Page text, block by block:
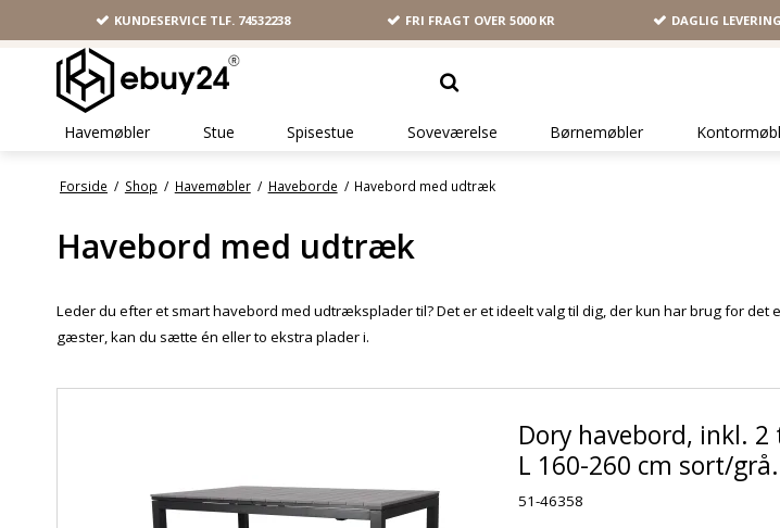
KUNDESERVICE TLF. 74532238 FRI FRAGT OVER 5000 KR DAGLIG LEVERING
Havemøbler Stue Spisestue Soveværelse Børnemøbler
Forside / Shop / Havemøbler / Haveborde / Havebord med udtræk
Havebord med udtræk
Leder du efter et smart havebord med udtræksplader til? Det er et ideelt valg til dig, der kun har brug for
gæster, kan du sætte én eller to ekstra plader i.
Dory havebord, inkl.
L 160-260 cm sort/grå.
51-46358